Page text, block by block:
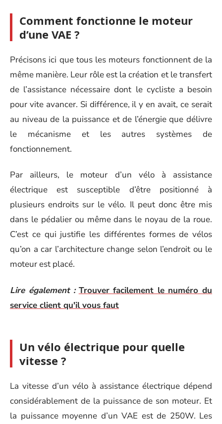
Comment fonctionne le moteur
d’une VAE ?
Précisons ici que tous les moteurs fonctionnent de la
même manière. Leur rôle est la création et le transfert
de l’assistance nécessaire dont le cycliste a besoin
pour vite avancer. Si différence, il y en avait, ce serait
au niveau de la puissance et de l’énergie que délivre
le mécanisme et les autres systèmes de
fonctionnement.
Par ailleurs, le moteur d’un vélo à assistance
électrique est susceptible d’être positionné à
plusieurs endroits sur le vélo. Il peut donc être mis
dans le pédalier ou même dans le noyau de la roue.
C’est ce qui justifie les différentes formes de vélos
qu’on a car l’architecture change selon l’endroit ou le
moteur est placé.
Lire également : Trouver facilement le numéro du
service client qu'il vous faut
Un vélo électrique pour quelle
vitesse ?
La vitesse d’un vélo à assistance électrique dépend
considérablement de la puissance de son moteur. Et
la puissance moyenne d’un VAE est de 250W. Les